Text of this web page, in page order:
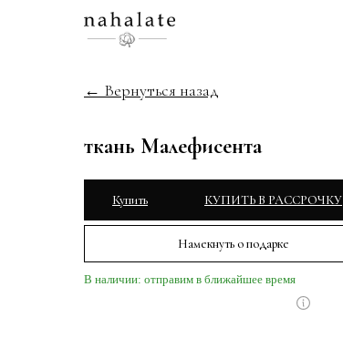
← Вернуться назад
ткань Малефисента
Купить КУПИТЬ В РАССРОЧКУ
Намекнуть о подарке
В наличии: отправим в ближайшее время